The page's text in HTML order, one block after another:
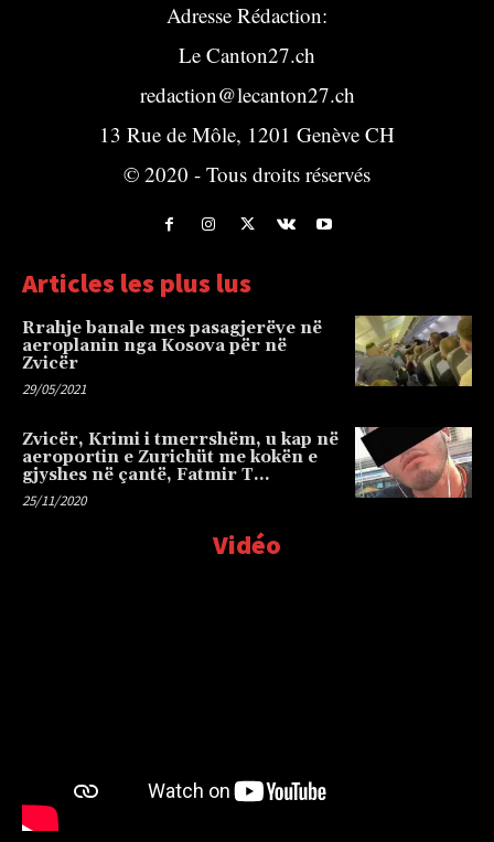
Adresse Rédaction:
Le Canton27.ch
redaction@lecanton27.ch
13 Rue de Môle, 1201 Genève CH
© 2020 - Tous droits réservés
Articles les plus lus
Rrahje banale mes pasagjerëve në
aeroplanin nga Kosova për në
Zvicër
29/05/2021
Zvicër, Krimi i tmerrshëm, u kap në
aeroportin e Zurichüt me kokën e
gjyshes në çantë, Fatmir T…
25/11/2020
Vidéo